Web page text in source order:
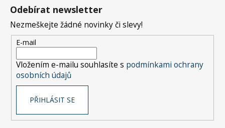
Odebírat newsletter
Nezmeškejte žádné novinky či slevy!
E-mail
Vložením e-mailu souhlasíte s podmínkami ochrany
osobních údajů
PŘIHLÁSIT SE